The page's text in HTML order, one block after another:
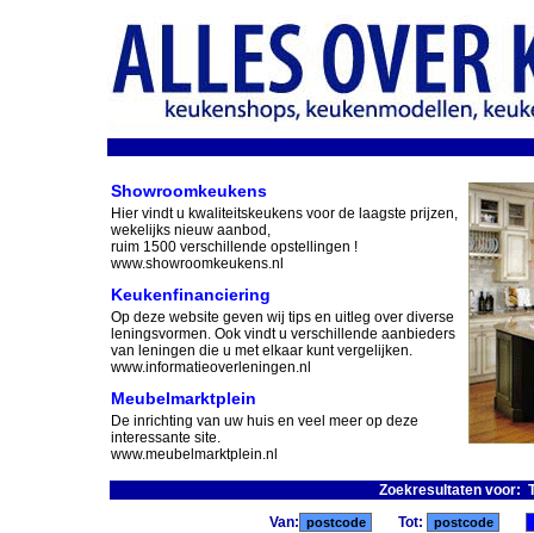
Showroomkeukens
Hier vindt u kwaliteitskeukens voor de laagste prijzen,
wekelijks nieuw aanbod,
ruim 1500 verschillende opstellingen !
www.showroomkeukens.nl
Keukenfinanciering
Op deze website geven wij tips en uitleg over diverse
leningsvormen. Ook vindt u verschillende aanbieders
van leningen die u met elkaar kunt vergelijken.
www.informatieoverleningen.nl
Meubelmarktplein
De inrichting van uw huis en veel meer op deze
interessante site.
www.meubelmarktplein.nl
Zoekresultaten voor:
Van: Tot: